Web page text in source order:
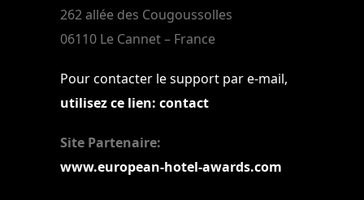
262 allée des Cougoussolles
06110 Le Cannet – France
Pour contacter le support par e-mail,
utilisez ce lien: contact
Site Partenaire:
www.european-hotel-awards.com